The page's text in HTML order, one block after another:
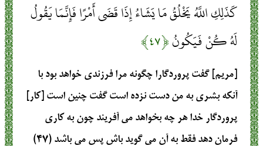
كَذَلِكِ اللَّهُ يَخْلُقُ مَا يَشَاءُ إِذَا قَضَى أَمْرًا فَإِنَّمَا يَقُولُ
لَهُ كُنْ فَيَكُونُ﴿۴۷﴾
[مريم] گفت پروردگارا چگونه مرا فرزندى خواهد بود با
آنكه بشرى به من دست نزده است گفت چنين است [كار]
پروردگار خدا هر چه بخواهد مى ‏آفريند چون به كارى
فرمان دهد فقط به آن مى‏ گويد باش پس مى‏ باشد (۴۷)